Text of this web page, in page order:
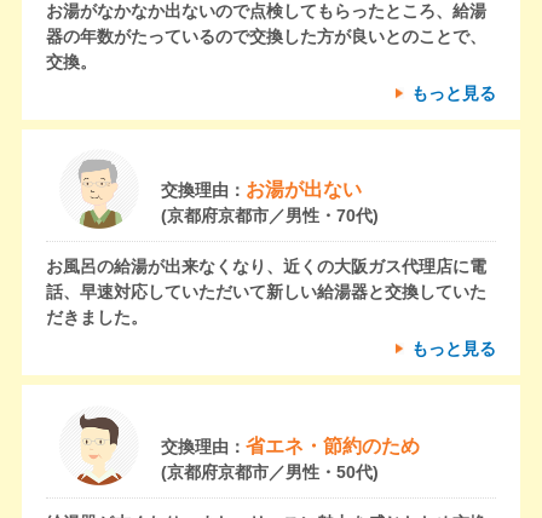
お湯がなかなか出ないので点検してもらったところ、給湯
器の年数がたっているので交換した方が良いとのことで、
交換。
もっと見る
交換理由： お湯が出ない
(京都府京都市／男性・70代)
お風呂の給湯が出来なくなり、近くの大阪ガス代理店に電
話、早速対応していただいて新しい給湯器と交換していた
だきました。
もっと見る
交換理由： 省エネ・節約のため
(京都府京都市／男性・50代)